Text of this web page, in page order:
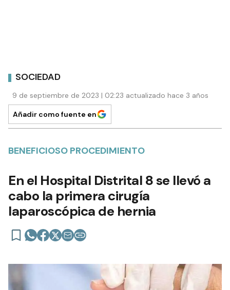
SOCIEDAD
9 de septiembre de 2023 | 02:23 actualizado hace 3 años
Añadir como fuente en
BENEFICIOSO PROCEDIMIENTO
En el Hospital Distrital 8 se llevó a
cabo la primera cirugía
laparoscópica de hernia